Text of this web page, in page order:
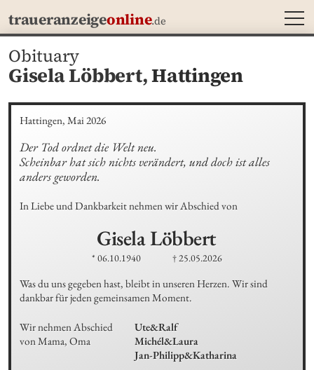
traueranzeigeonline.de
Obituary
Gisela Löbbert,Hattingen
Hattingen, Mai 2026
Der Tod ordnet die Welt neu.
Scheinbar hat sich nichts verändert, und doch ist alles
anders geworden.
In Liebe und Dankbarkeit nehmen wir Abschied von
GiselaLöbbert
* 06.10.1940 † 25.05.2026
Was du uns gegeben hast, bleibt in unseren Herzen. Wir sind
dankbar für jeden gemeinsamen Moment.
Wir nehmen Abschied
von Mama, Oma
Ute&Ralf
Michél&Laura
Jan-Philipp&Katharina